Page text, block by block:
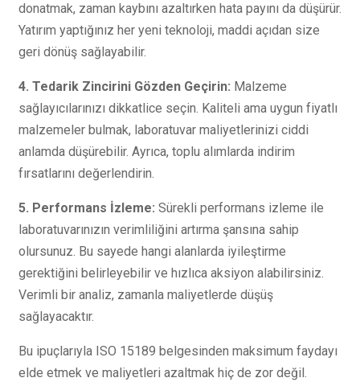
donatmak, zaman kaybını azaltırken hata payını da düşürür.
Yatırım yaptığınız her yeni teknoloji, maddi açıdan size
geri dönüş sağlayabilir.
4. Tedarik Zincirini Gözden Geçirin: Malzeme
sağlayıcılarınızı dikkatlice seçin. Kaliteli ama uygun fiyatlı
malzemeler bulmak, laboratuvar maliyetlerinizi ciddi
anlamda düşürebilir. Ayrıca, toplu alımlarda indirim
fırsatlarını değerlendirin.
5. Performans İzleme: Sürekli performans izleme ile
laboratuvarınızın verimliliğini artırma şansına sahip
olursunuz. Bu sayede hangi alanlarda iyileştirme
gerektiğini belirleyebilir ve hızlıca aksiyon alabilirsiniz.
Verimli bir analiz, zamanla maliyetlerde düşüş
sağlayacaktır.
Bu ipuçlarıyla ISO 15189 belgesinden maksimum faydayı
elde etmek ve maliyetleri azaltmak hiç de zor değil.